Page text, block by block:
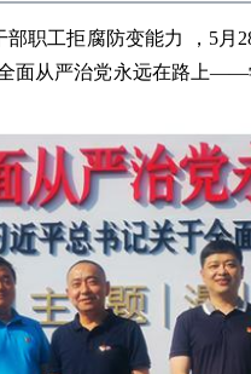
工拒腐防变能力 ，5月
面从严治党永远在路上